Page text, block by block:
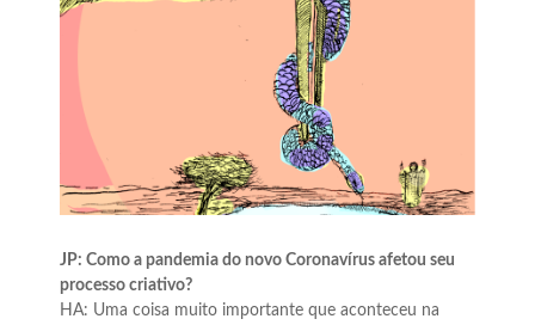
JP: Como a pandemia do novo Coronavírus afetou seu
processo criativo?
HA: Uma coisa muito importante que aconteceu na